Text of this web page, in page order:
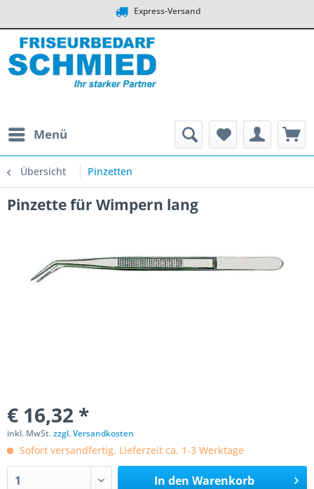
Express-Versand
Menü
Übersicht Pinzetten
Pinzette für Wimpern lang
€ 16,32 *
inkl. MwSt.zzgl. Versandkosten
Sofort versandfertig, Lieferzeit ca. 1-3 Werktage
In den Warenkorb